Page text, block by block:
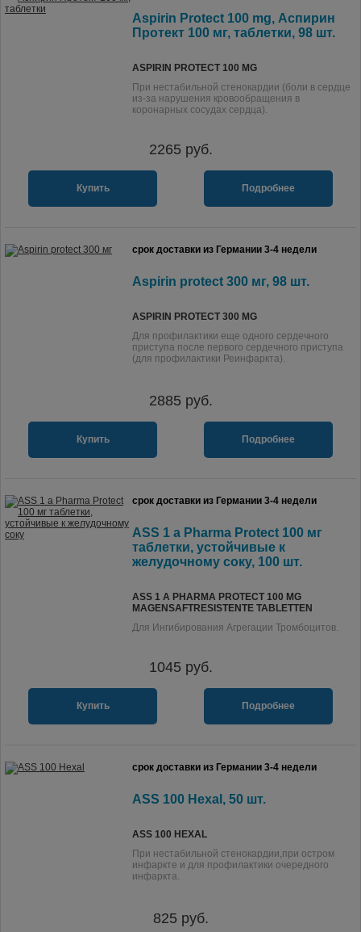
Aspirin Protect 100 mg, Аспирин
Протект 100 мг, таблетки, 98 шт.
ASPIRIN PROTECT 100 MG
При нестабильной стенокардии (боли в сердце
из-за нарушения кровообращения в
коронарных сосудах сердца).
2265 руб.
Купить Подробнее
срок доставки из Германии 3-4 недели
Aspirin protect 300 мг, 98 шт.
ASPIRIN PROTECT 300 MG
Для профилактики еще одного сердечного
приступа после первого сердечного приступа
(для профилактики Реинфаркта).
2885 руб.
Купить Подробнее
срок доставки из Германии 3-4 недели
ASS 1 a Pharma Protect 100 мг
таблетки, устойчивые к
желудочному соку, 100 шт.
ASS 1 A PHARMA PROTECT 100 MG
MAGENSAFTRESISTENTE TABLETTEN
Для Ингибирования Агрегации Тромбоцитов.
1045 руб.
Купить Подробнее
срок доставки из Германии 3-4 недели
ASS 100 Hexal, 50 шт.
ASS 100 HEXAL
При нестабильной стенокардии,при остром
инфаркте и для профилактики очередного
инфаркта.
825 руб.